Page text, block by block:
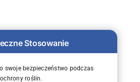
Stosowanie
swoje bezpieczeństwo podczas
roślin.